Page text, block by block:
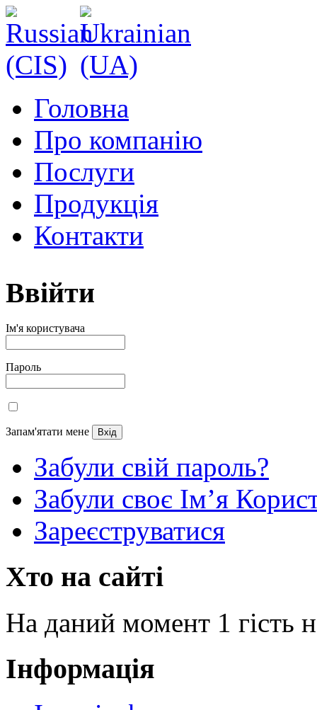
Головна
Про компанію
Послуги
Продукція
Контакти
Ввійти
Ім'я користувача
Пароль
Запам'ятати мене
Забули свій пароль?
Забули своє Ім’я
Зареєструватися
Хто на сайті
На даний момент 1 гість
Інформація